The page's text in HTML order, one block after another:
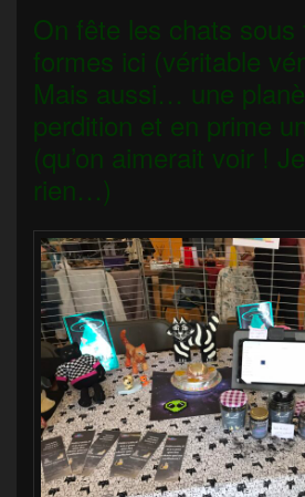
On fête les chats sous
formes ici (véritable
Mais aussi… une
perdition et en prime
(qu’on aimerait voir !
rien…)